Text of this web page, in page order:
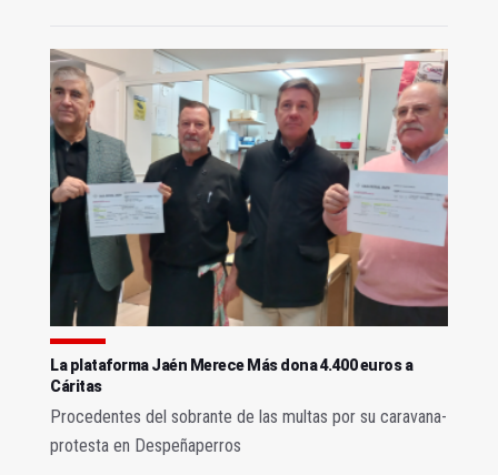
La plataforma Jaén Merece Más dona 4.400 euros a
Cáritas
Procedentes del sobrante de las multas por su caravana-
protesta en Despeñaperros